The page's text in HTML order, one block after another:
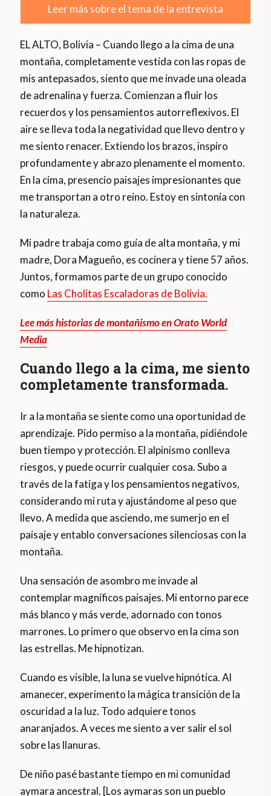
Leer más sobre el tema de la entrevista
EL ALTO, Bolivia – Cuando llego a la cima de una
montaña, completamente vestida con las ropas de
mis antepasados, siento que me invade una oleada
de adrenalina y fuerza. Comienzan a fluir los
recuerdos y los pensamientos autorreflexivos. El
aire se lleva toda la negatividad que llevo dentro y
me siento renacer. Extiendo los brazos, inspiro
profundamente y abrazo plenamente el momento.
En la cima, presencio paisajes impresionantes que
me transportan a otro reino. Estoy en sintonía con
la naturaleza.
Mi padre trabaja como guía de alta montaña, y mi
madre, Dora Magueño, es cocinera y tiene 57 años.
Juntos, formamos parte de un grupo conocido
como Las Cholitas Escaladoras de Bolivia.
Lee más historias de montañismo en Orato World
Media
Cuando llego a la cima, me siento
completamente transformada.
Ir a la montaña se siente como una oportunidad de
aprendizaje. Pido permiso a la montaña, pidiéndole
buen tiempo y protección. El alpinismo conlleva
riesgos, y puede ocurrir cualquier cosa. Subo a
través de la fatiga y los pensamientos negativos,
considerando mi ruta y ajustándome al peso que
llevo. A medida que asciendo, me sumerjo en el
paisaje y entablo conversaciones silenciosas con la
montaña.
Una sensación de asombro me invade al
contemplar magníficos paisajes. Mi entorno parece
más blanco y más verde, adornado con tonos
marrones. Lo primero que observo en la cima son
las estrellas. Me hipnotizan.
Cuando es visible, la luna se vuelve hipnótica. Al
amanecer, experimento la mágica transición de la
oscuridad a la luz. Todo adquiere tonos
anaranjados. A veces me siento a ver salir el sol
sobre las llanuras.
De niño pasé bastante tiempo en mi comunidad
aymara ancestral. [Los aymaras son un pueblo